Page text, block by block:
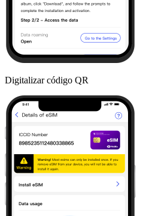
Digitalizar código QR